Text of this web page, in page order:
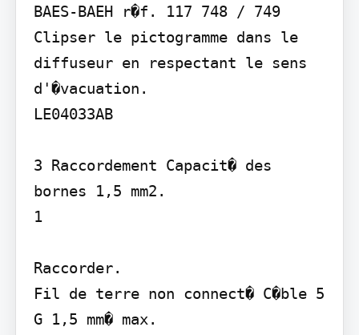
BAES-BAEH r�f. 117 748 / 749
Clipser le pictogramme dans le
diffuseur en respectant le sens
d'�vacuation.
LE04033AB
3 Raccordement Capacit� des
bornes 1,5 mm2.
1
Raccorder.
Fil de terre non connect� C�ble 5
G 1,5 mm� max.